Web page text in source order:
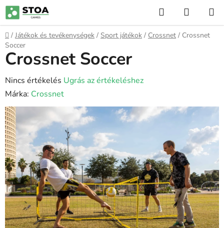
Ugrás
fő
tartalomhoz
KeresésKOSÁR
Kezdőlap
/ Játékok és tevékenységek / Sport játékok / Crossnet / Crossnet
Soccer
Crossnet Soccer
A
termék
átlagos
értékelése
5-
ből
0,0
csillag.
Nincs értékelés Ugrás az értékeléshez
Márka: Crossnet